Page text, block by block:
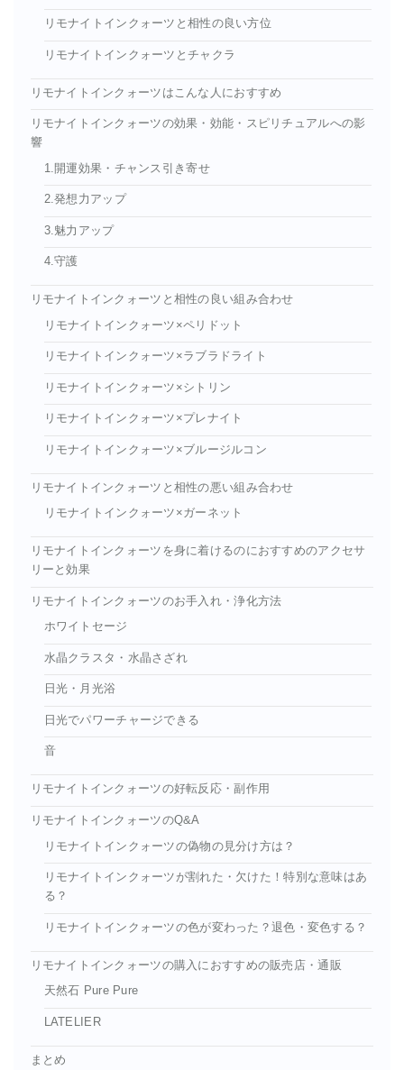
リモナイトインクォーツと相性の良い方位
リモナイトインクォーツとチャクラ
リモナイトインクォーツはこんな人におすすめ
リモナイトインクォーツの効果・効能・スピリチュアルへの影
響
1.開運効果・チャンス引き寄せ
2.発想力アップ
3.魅力アップ
4.守護
リモナイトインクォーツと相性の良い組み合わせ
リモナイトインクォーツ×ペリドット
リモナイトインクォーツ×ラブラドライト
リモナイトインクォーツ×シトリン
リモナイトインクォーツ×プレナイト
リモナイトインクォーツ×ブルージルコン
リモナイトインクォーツと相性の悪い組み合わせ
リモナイトインクォーツ×ガーネット
リモナイトインクォーツを身に着けるのにおすすめのアクセサ
リーと効果
リモナイトインクォーツのお手入れ・浄化方法
ホワイトセージ
水晶クラスタ・水晶さざれ
日光・月光浴
日光でパワーチャージできる
音
リモナイトインクォーツの好転反応・副作用
リモナイトインクォーツのQ&A
リモナイトインクォーツの偽物の見分け方は？
リモナイトインクォーツが割れた・欠けた！特別な意味はあ
る？
リモナイトインクォーツの色が変わった？退色・変色する？
リモナイトインクォーツの購入におすすめの販売店・通販
天然石 Pure Pure
LATELIER
まとめ